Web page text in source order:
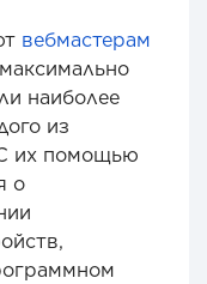
вебмастерам
наиболее
из
их помощью
о